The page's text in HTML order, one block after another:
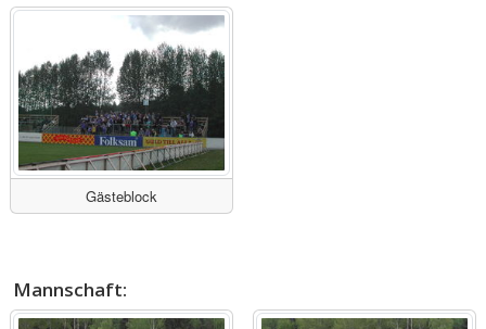
Gästeblock
Mannschaft: